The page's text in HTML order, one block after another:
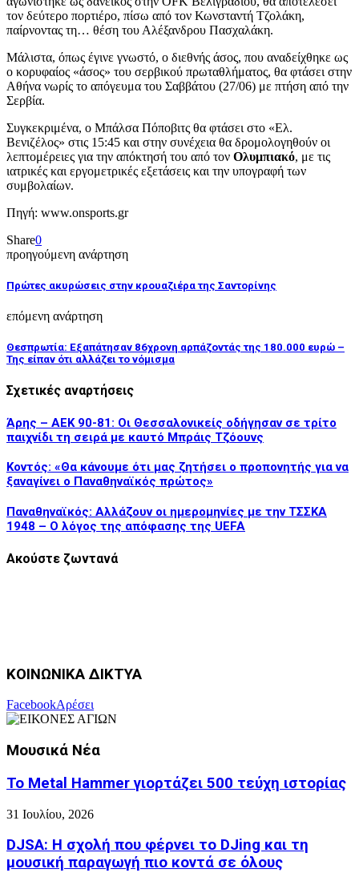
τον δεύτερο πορτιέρο, πίσω από τον Κωνσταντή Τζολάκη,
παίρνοντας τη… θέση του Αλέξανδρου Πασχαλάκη.
Μάλιστα, όπως έγινε γνωστό, ο διεθνής άσος, που αναδείχθηκε ως
ο κορυφαίος «άσος» του σερβικού πρωταθλήματος, θα φτάσει στην
Αθήνα νωρίς το απόγευμα του Σαββάτου (27/06) με πτήση από την
Σερβία.
Συγκεκριμένα, ο Μπάλσα Πόποβιτς θα φτάσει στο «Ελ.
Βενιζέλος» στις 15:45 και στην συνέχεια θα δρομολογηθούν οι
λεπτομέρειες για την απόκτησή του από τον Ολυμπιακό, με τις
ιατρικές και εργομετρικές εξετάσεις και την υπογραφή των
συμβολαίων.
Πηγή: www.onsports.gr
Share0
προηγούμενη ανάρτηση
Πρώτες ακυρώσεις στην κρουαζιέρα της Σαντορίνης
επόμενη ανάρτηση
Θεσπρωτία: Εξαπάτησαν 86χρονη αρπάζοντάς της 180.000 ευρώ –
Της είπαν ότι αλλάζει το νόμισμα
Σχετικές αναρτήσεις
Άρης – ΑΕΚ 90-81: Οι Θεσσαλονικείς οδήγησαν σε τρίτο
παιχνίδι τη σειρά με καυτό Μπράις Τζόουνς
Κοντός: «Θα κάνουμε ότι μας ζητήσει ο προπονητής για να
ξαναγίνει ο Παναθηναϊκός πρώτος»
Παναθηναϊκός: Αλλάζουν οι ημερομηνίες με την ΤΣΣΚΑ
1948 – Ο λόγος της απόφασης της UEFA
Ακούστε ζωντανά
ΚΟΙΝΩΝΙΚΑ ΔΙΚΤΥΑ
FacebookΑρέσει
Μουσικά Νέα
Το Metal Hammer γιορτάζει 500 τεύχη ιστορίας
31 Ιουλίου, 2026
DJSA: Η σχολή που φέρνει το DJing και τη
μουσική παραγωγή πιο κοντά σε όλους